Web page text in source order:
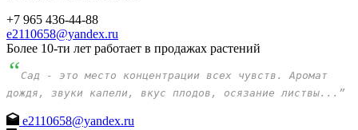
+7 965 436-44-88
e2110658@yandex.ru
Более 10-ти лет работает в продажах растений
“ Сад - это место концентрации всех чувств. Аромат
дождя, звуки капели, вкус плодов, осязание листвы...”
e2110658@yandex.ru